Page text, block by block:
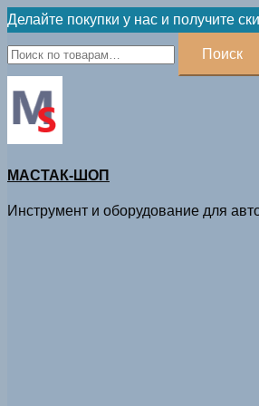
Skip
to
content
Делайте покупки у нас и получите
Искать:
Поиск
МАСТАК-ШОП
Инструмент и оборудование для